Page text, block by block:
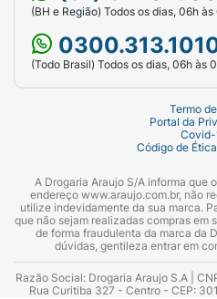
(BH e Região) Todos os dias, 06h
(Todo Brasil) Todos os dias, 06h às
Termo
Portal da
Covid-
Código de
A Drogaria Araujo S/A informa que
endereço www.araujo.com.br, não
utilize indevidamente da sua marca.
que não sejam realizadas compras em
de forma fraudulenta da marca da
dúvidas, gentileza entrar em
Razão Social: Drogaria Araujo S.A |
Rua Curitiba 327 - Centro - CEP: